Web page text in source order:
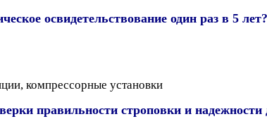
освидетельствование один раз в 5 лет?
компрессорные установки
правильности строповки и